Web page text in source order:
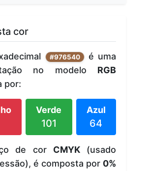
cor
#976540 é uma
no modelo RGB
por:
Verde
101
Azul
64
de cor CMYK(usado
é composta por 0%